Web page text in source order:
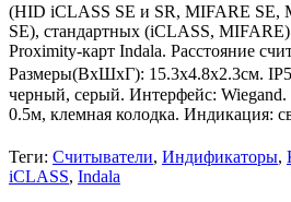
(HID iCLASS SE и SR, MIFARE SE,
SE), стандартных (iCLASS,
Proximity-карт Indala. Расстояние
Размеры(ВхШхГ): 15.3x4.8x2.3см.
черный, серый. Интерфейс:
0.5м, клемная колодка. Индикация:
Теги: Считыватели, Индификаторы,
iCLASS, Indala